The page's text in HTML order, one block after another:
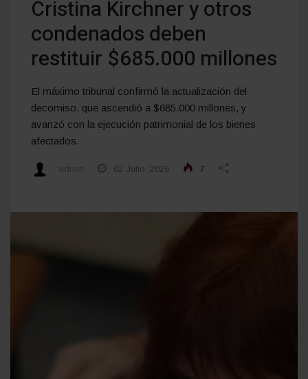
Cristina Kirchner y otros
condenados deben
restituir $685.000 millones
El máximo tribunal confirmó la actualización del
decomiso, que ascendió a $685.000 millones, y
avanzó con la ejecución patrimonial de los bienes
afectados.
02 Julio, 2026 7